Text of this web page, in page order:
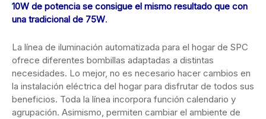
10W de potencia se consigue el mismo resultado que con
una tradicional de 75W.
La línea de iluminación automatizada para el hogar de SPC
ofrece diferentes bombillas adaptadas a distintas
necesidades. Lo mejor, no es necesario hacer cambios en
la instalación eléctrica del hogar para disfrutar de todos sus
beneficios. Toda la línea incorpora función calendario y
agrupación. Asimismo, permiten cambiar el ambiente de